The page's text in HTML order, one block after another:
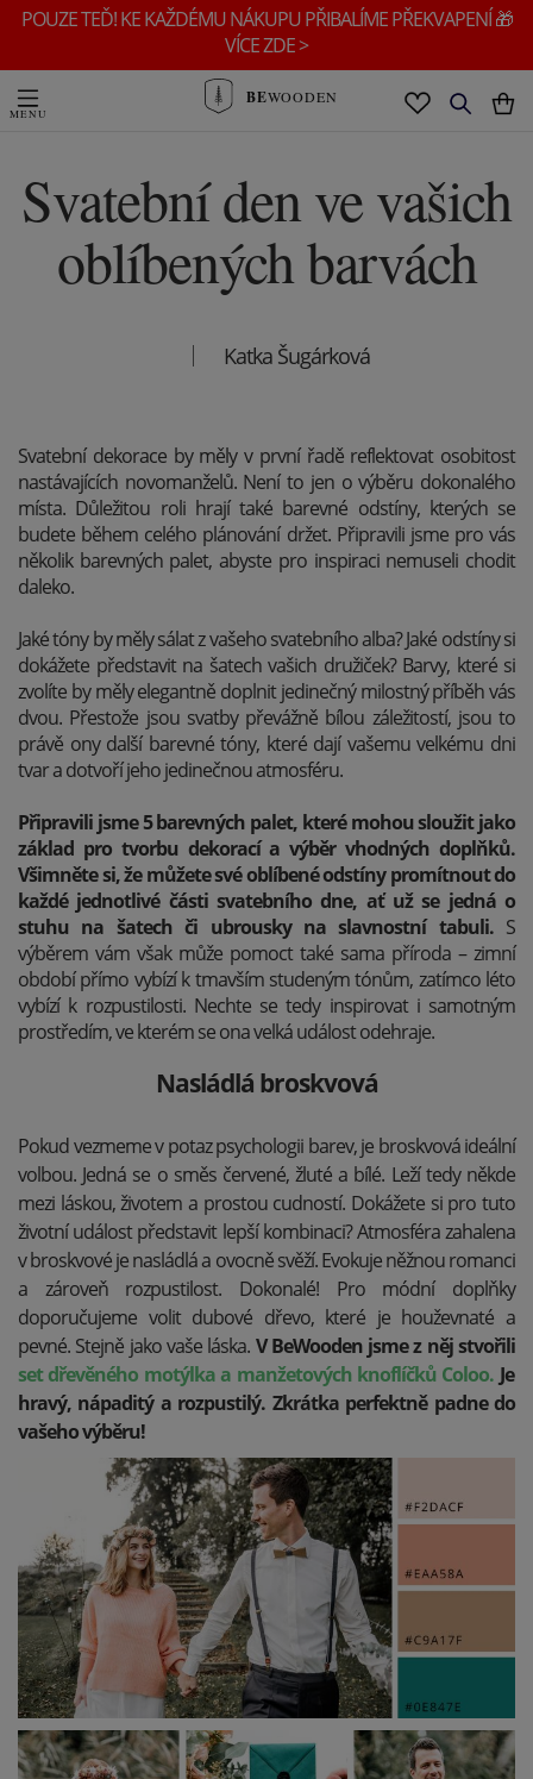
POUZE TEĎ! KE KAŽDÉMU NÁKUPU PŘIBALÍME PŘEKVAPENÍ 🎁
VÍCE ZDE >
BEWOODEN
Svatební den ve vašich
oblíbených barvách
Katka Šugárková
Svatební dekorace by měly v první řadě reflektovat osobitost
nastávajících novomanželů. Není to jen o výběru dokonalého
místa. Důležitou roli hrají také barevné odstíny, kterých se
budete během celého plánování držet. Připravili jsme pro vás
několik barevných palet, abyste pro inspiraci nemuseli chodit
daleko.
Jaké tóny by měly sálat z vašeho svatebního alba? Jaké odstíny si
dokážete představit na šatech vašich družiček? Barvy, které si
zvolíte by měly elegantně doplnit jedinečný milostný příběh vás
dvou. Přestože jsou svatby převážně bílou záležitostí, jsou to
právě ony další barevné tóny, které dají vašemu velkému dni
tvar a dotvoří jeho jedinečnou atmosféru.
Připravili jsme 5 barevných palet, které mohou sloužit jako
základ pro tvorbu dekorací a výběr vhodných doplňků.
Všimněte si, že můžete své oblíbené odstíny promítnout do
každé jednotlivé části svatebního dne, ať už se jedná o
stuhu na šatech či ubrousky na slavnostní tabuli.S
výběrem vám však může pomoct také sama příroda – zimní
období přímo vybízí k tmavším studeným tónům, zatímco léto
vybízí k rozpustilosti. Nechte se tedy inspirovat i samotným
prostředím, ve kterém se ona velká událost odehraje.
Nasládlá broskvová
Pokud vezmeme v potaz psychologii barev, je broskvová ideální
volbou. Jedná se o směs červené, žluté a bílé. Leží tedy někde
mezi láskou, životem a prostou cudností. Dokážete si pro tuto
životní událost představit lepší kombinaci? Atmosféra zahalena
v broskvové je nasládlá a ovocně svěží. Evokuje něžnou romanci
a zároveň rozpustilost. Dokonalé! Pro módní doplňky
doporučujeme volit dubové dřevo, které je houževnaté a
pevné. Stejně jako vaše láska. V BeWooden jsme z něj stvořili
set dřevěného motýlka a manžetových knoflíčků Coloo. Je
hravý, nápaditý a rozpustilý. Zkrátka perfektně padne do
vašeho výběru!